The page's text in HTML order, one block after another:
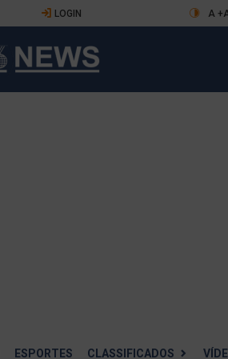
LOGIN A +
ESPORTES CLASSIFICADOS